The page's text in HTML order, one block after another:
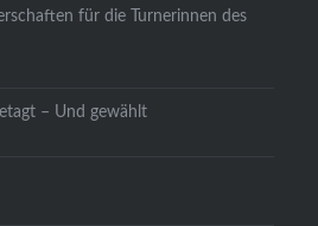
für die Turnerinnen des
– Und gewählt